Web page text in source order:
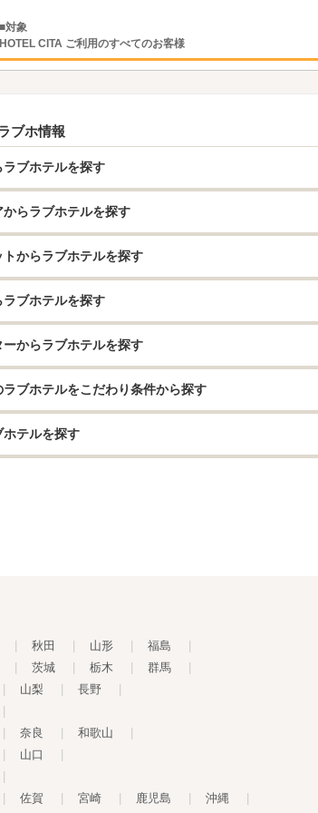
■対象
HOTEL CITA ご利用のすべてのお客様
ブホ情報
ブホテルを探す
らラブホテルを探す
からラブホテルを探す
ブホテルを探す
からラブホテルを探す
ブホテルをこだわり条件から探す
ホテルを探す
秋田 山形 福島
茨城 栃木 群馬
山梨 長野
奈良 和歌山
山口
佐賀 宮崎 鹿児島 沖縄